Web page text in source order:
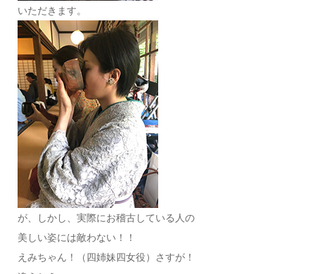
いただきます。
が、しかし、実際にお稽古している人の
美しい姿には敵わない！！
えみちゃん！（四姉妹四女役）さすが！